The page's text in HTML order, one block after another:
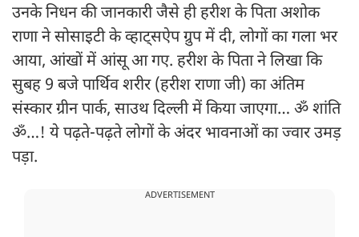
उनके निधन की जानकारी जैसे ही हरीश के पिता अशोक
राणा ने सोसाइटी के व्हाट्सऐप ग्रुप में दी, लोगों का गला भर
आया, आंखों में आंसू आ गए. हरीश के पिता ने लिखा कि
सुबह 9 बजे पार्थिव शरीर (हरीश राणा जी) का अंतिम
संस्कार ग्रीन पार्क, साउथ दिल्ली में किया जाएगा… ॐ शांति
ॐ…! ये पढ़ते-पढ़ते लोगों के अंदर भावनाओं का ज्वार उमड़
पड़ा.
ADVERTISEMENT